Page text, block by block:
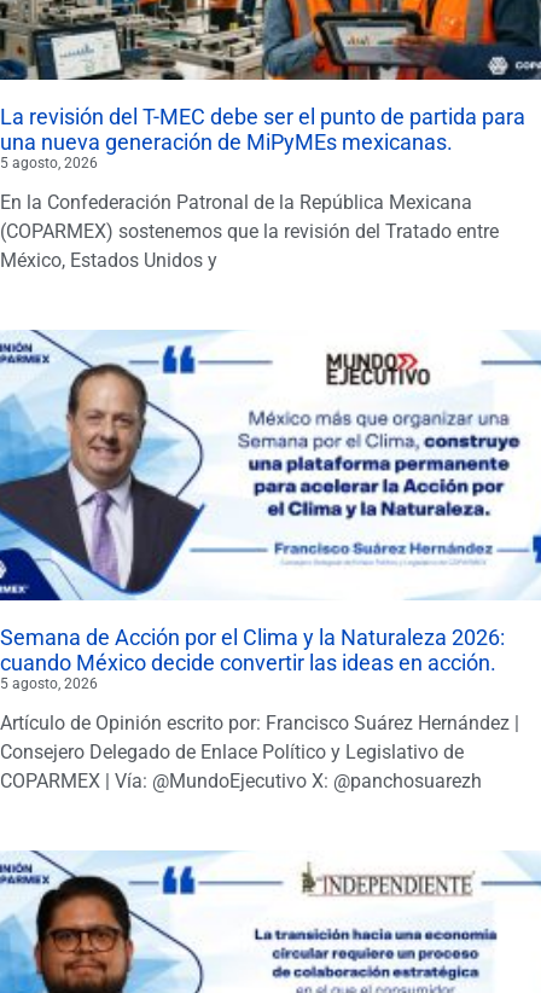
La revisión del T-MEC debe ser el punto de partida para
una nueva generación de MiPyMEs mexicanas.
5 agosto, 2026
En la Confederación Patronal de la República Mexicana
(COPARMEX) sostenemos que la revisión del Tratado entre
México, Estados Unidos y
Semana de Acción por el Clima y la Naturaleza 2026:
cuando México decide convertir las ideas en acción.
5 agosto, 2026
Artículo de Opinión escrito por: Francisco Suárez Hernández |
Consejero Delegado de Enlace Político y Legislativo de
COPARMEX | Vía: @MundoEjecutivo X: @panchosuarezh